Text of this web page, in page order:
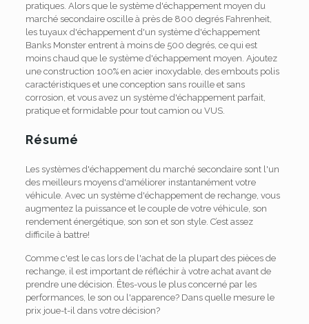
pratiques. Alors que le système d'échappement moyen du
marché secondaire oscille à près de 800 degrés Fahrenheit,
les tuyaux d'échappement d'un système d'échappement
Banks Monster entrent à moins de 500 degrés, ce qui est
moins chaud que le système d'échappement moyen. Ajoutez
une construction 100% en acier inoxydable, des embouts polis
caractéristiques et une conception sans rouille et sans
corrosion, et vous avez un système d'échappement parfait,
pratique et formidable pour tout camion ou VUS.
Résumé
Les systèmes d'échappement du marché secondaire sont l'un
des meilleurs moyens d'améliorer instantanément votre
véhicule. Avec un système d'échappement de rechange, vous
augmentez la puissance et le couple de votre véhicule, son
rendement énergétique, son son et son style. C’est assez
difficile à battre!
Comme c'est le cas lors de l'achat de la plupart des pièces de
rechange, il est important de réfléchir à votre achat avant de
prendre une décision. Êtes-vous le plus concerné par les
performances, le son ou l'apparence? Dans quelle mesure le
prix joue-t-il dans votre décision?